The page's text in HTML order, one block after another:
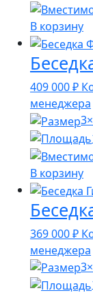
В корзину
409 000₽
менеджера
В корзину
369 000₽
менеджера